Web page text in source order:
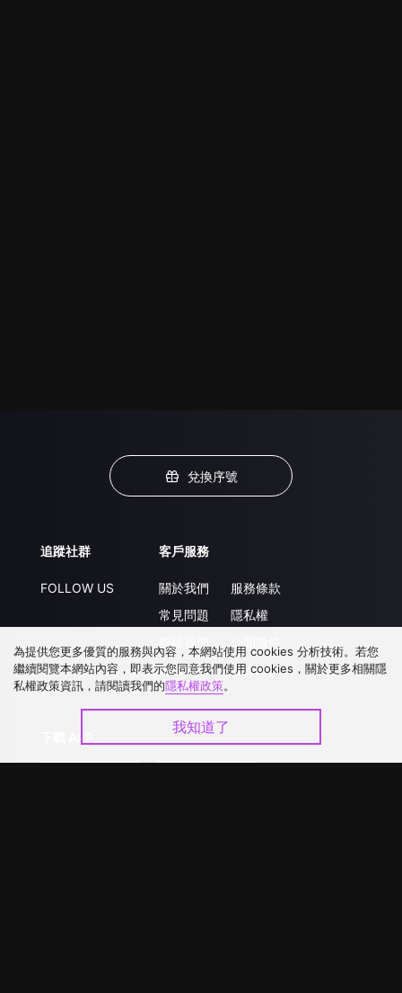
兌換序號
追蹤社群
FOLLOW US
客戶服務
關於我們
常見問題
升級VIP
服務條款
隱私權
合作洽談
為提供您更多優質的服務與內容，本網站使用 cookies 分析技術。若您
繼續閱覽本網站內容，即表示您同意我們使用 cookies，關於更多相關隱
私權政策資訊，請閱讀我們的隱私權政策。
我知道了